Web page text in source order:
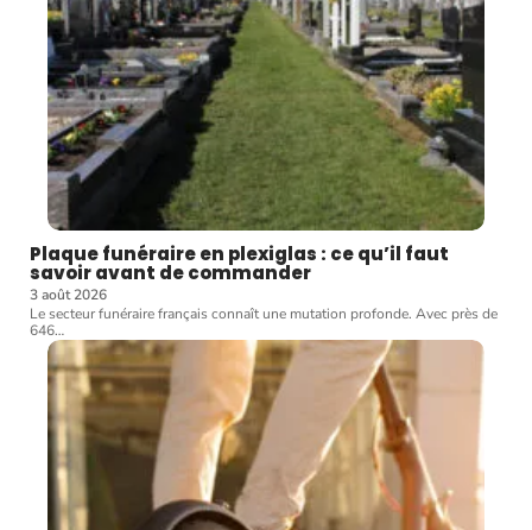
Plaque funéraire en plexiglas : ce qu’il faut
savoir avant de commander
3 août 2026
Le secteur funéraire français connaît une mutation profonde. Avec près de
646…